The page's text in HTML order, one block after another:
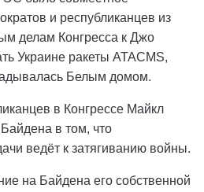
и республиканцев из
делам Конгресса к Джо
Украине ракеты ATACMS,
Белым домом.
в Конгрессе Майкл
в том, что
ведёт к затягиванию войны.
на Байдена его собственной